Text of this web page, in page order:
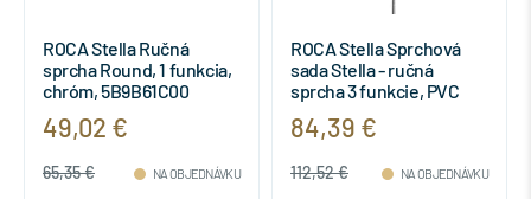
ROCA Stella Ručná
sprcha Round, 1 funkcia,
chróm, 5B9B61C00
49,02 €
65,35 € NA OBJEDNÁVKU
ROCA Stella Sprchová
sada Stella - ručná
sprcha 3 funkcie, PVC
sprchová tyč, 5B1403C00
84,39 €
112,52 € NA OBJEDNÁVKU